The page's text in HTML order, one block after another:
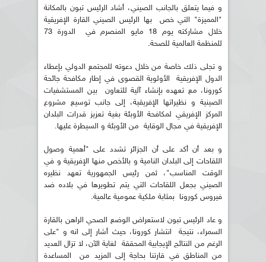
و فيما يتعلق بالجانب الصيني، أشاد الرئيس تبون بالمكانة
"المميزة" التي خص بها الرئيس الصيني القارة الإفريقية
خلال مشاركته يوم 18 مايو المنصرم في الدورة 73
للمنظمة العالمية للصحة.
و تجلى ذلك خاصة من خلال دعوته للمجتمع الدولي بإعطاء
الدول الإفريقية الأولوية القصوى في إطار مكافحة جائحة
كورونا، مع تعهده بإنشاء آلية للتعاون بين المستشفيات
الصينية و نظيراتها الإفريقية، إلى جانب توسيع مشروع
المركز الإفريقي لمكافحة الأوبئة بغية تعزيز قدرات البلدان
الإفريقية في مجال الوقاية من الأوبئة و السيطرة عليها.
و بعد أن أكد على أن الجزائر تشدد على "أهمية وصول
اللقاحات إلى البلدان النامية و بالأخص منها الإفريقية و في
الوقت المناسب"، ثمن رئيس الجمهورية تعهد نظيره
الصيني بجعل اللقاحات التي يتم تطويرها في بلاده ضد
فيروس كورونا بمثابة ملكية عمومية عالمية.
و عاد الرئيس تبون لاستعراض الوضع الصحي الراهن بالقارة
السمراء، نتيجة انتشار كورونا، حيث أشار إلى انه و "على
الرغم من النتائج الإيجابية المحققة لغاية الآن، لا تزال العديد
من المناطق في قارتنا بحاجة إلى المزيد من المساعدة